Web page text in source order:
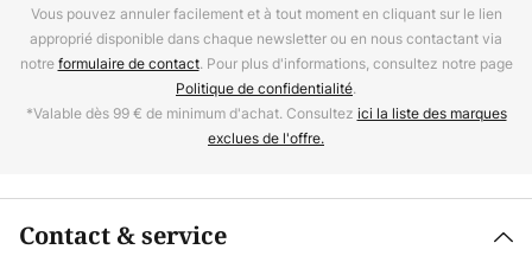
Vous pouvez annuler facilement et à tout moment en cliquant sur le lien
approprié disponible dans chaque newsletter ou en nous contactant via
notreformulaire de contact. Pour plus d'informations, consultez notre page
Politique de confidentialité.
*Valable dès 99 € de minimum d'achat. Consultez ici la liste des marques
exclues de l'offre.
Contact & service